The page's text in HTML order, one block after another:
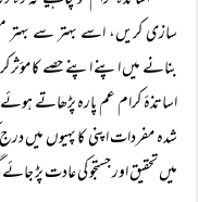
سازی کریں، اسے بہتر سے بہتر
بنانے میں اپنے اپنے حصے کا
اساتذۂ کرام عم پارہ پڑھاتے
شدہ مفردات اپنی کا پہیوں میں
میں تحقیق اور جستجو کی عادت پڑ